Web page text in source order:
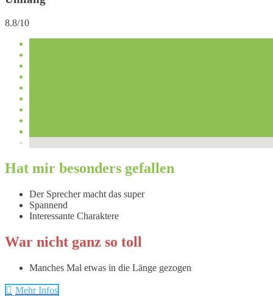
8.8/10
Hat mir besonders gefallen
Der Sprecher macht das super
Spannend
Interessante Charaktere
War nicht ganz so toll
Manches Mal etwas in die Länge gezogen
Mehr Infos